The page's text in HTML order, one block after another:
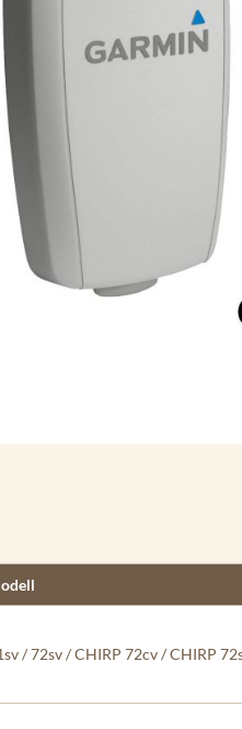
/ 72sv / CHIRP 72cv / CHIRP